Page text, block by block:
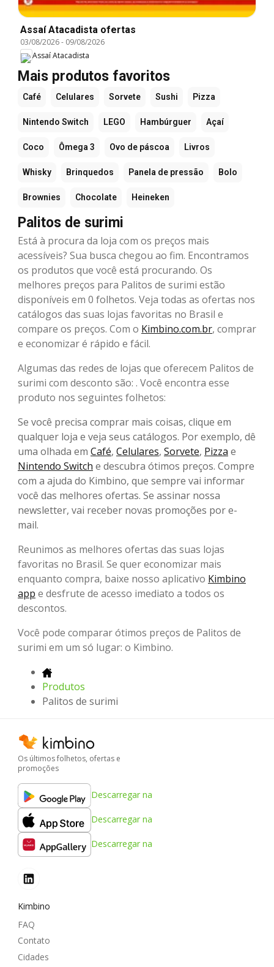
Assaí Atacadista ofertas
03/08/2026- 09/08/2026
Assaí Atacadista
Mais produtos favoritos
Café Celulares Sorvete Sushi Pizza
Nintendo Switch LEGO Hambúrguer Açaí
Coco Ômega 3 Ovo de páscoa Livros
Whisky Brinquedos Panela de pressão Bolo
Brownies Chocolate Heineken
Palitos de surimi
Está à procura da loja com os preços mais
acessíveis? Sua busca chegou ao fim. Encontramos
os produtos que você está procurando. Os
melhores preços para Palitos de surimi estão
disponíveis em 0 folhetos. Veja todas as ofertas nos
catálogos das suas lojas favoritas no Brasil e
compare os preços. Com o Kimbino.com.br, comprar
e economizar é rápido e fácil.
Algumas das redes de lojas que oferecem Palitos de
surimi com desconto são: . Você encontra esse
produto nos seguintes folhetos:
Se você precisa comprar mais coisas, clique em
qualquer loja e veja seus catálogos. Por exemplo, dê
uma olhada em Café, Celulares, Sorvete, Pizza e
Nintendo Switch e descubra ótimos preços. Compre
com a ajuda do Kimbino, que sempre vai informar
você das melhores ofertas. Se assinar nossa
newsletter, vai receber novas promoções por e-
mail.
Reunimos as melhores ofertas das suas lojas
favoritas no Brasil. Se quer economizar mais
enquanto compra, baixe nosso aplicativo Kimbino
app e desfrute de acesso imediato a todos os
descontos.
Você pode comparar ótimos preços de Palitos de
surimi em um só lugar: o Kimbino.
Produtos
Palitos de surimi
Os últimos folhetos, ofertas e
promoções
Descarregar na
Descarregar na
Descarregar na
Kimbino
FAQ
Contato
Cidades